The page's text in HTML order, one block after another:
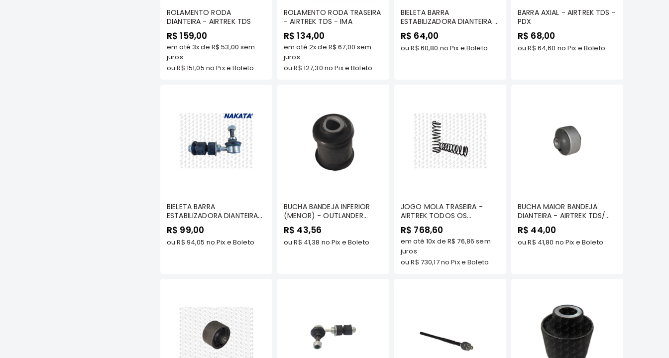
ROLAMENTO RODA
DIANTEIRA - AIRTREK TDS
R$ 159,00
em até 3xde R$ 53,00 sem
juros
ouR$ 151,05 no Pix e Boleto
ROLAMENTO RODA TRASEIRA
- AIRTREK TDS - IMA
R$ 134,00
em até 2xde R$ 67,00 sem
juros
ouR$ 127,30 no Pix e Boleto
BIELETA BARRA
ESTABILIZADORA DIANTEIRA -
AIRTREK TDS - PDX
R$ 64,00
ouR$ 60,80 no Pix e Boleto
BARRA AXIAL - AIRTREK TDS -
PDX
R$ 68,00
ouR$ 64,60 no Pix e Boleto
BIELETA BARRA
ESTABILIZADORA DIANTEIRA
LD/LE - AIRTREK TODOS OS
MODELOS - NAKATA
R$ 99,00
ouR$ 94,05 no Pix e Boleto
BUCHA BANDEJA INFERIOR
(MENOR) - OUTLANDER
2007 A 2024 TODAS/ ASX
2011 A 2023 TODAS/ LANCER
2.0 GASOLINA 2011/../
R$ 43,56
ouR$ 41,38 no Pix e Boleto
JOGO MOLA TRASEIRA -
AIRTREK TODOS OS
MODELOS - MLS
R$ 768,60
em até 10x de R$ 76,86 sem
juros
ouR$ 730,17no Pix e Boleto
BUCHA MAIOR BANDEJA
DIANTEIRA - AIRTREK TDS/
ASX TDS/ OUTLANDER TDS/
OUTLANDER 2013/... -
MOBENSANI
R$ 44,00
ouR$ 41,80 no Pix e Boleto